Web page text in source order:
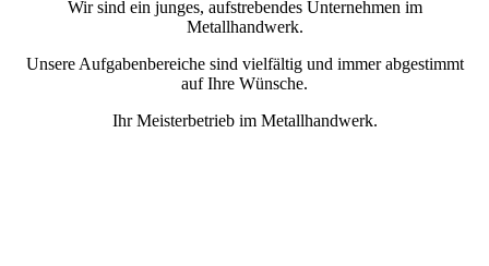
Wir sind ein junges, aufstrebendes Unternehmen im
Metallhandwerk.
Unsere Aufgabenbereiche sind vielfältig und immer abgestimmt
auf Ihre Wünsche.
Ihr Meisterbetrieb im Metallhandwerk.